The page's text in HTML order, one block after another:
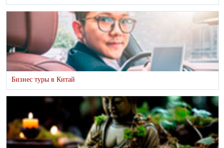
Бизнес туры в Китай